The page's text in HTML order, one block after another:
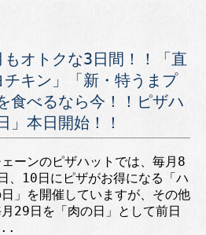
オトクな3日間！！「直
キン」「新・特うまプ
食べるなら今！！ピザハ
」本日開始！！
ェーンのピザハットでは、毎月8
、10日にピザがお得になる「ハ
」を開催していますが、その他
29日を「肉の日」として前日